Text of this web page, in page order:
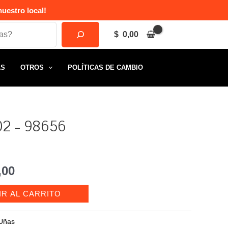
local!
$ 0,00
OTROS POLÍTICAS DE CAMBIO
– 98656
El
precio
actual
AL CARRITO